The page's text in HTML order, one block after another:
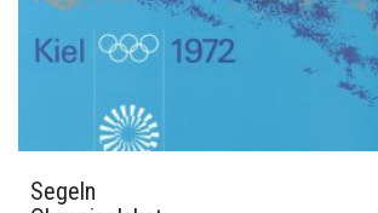
Segeln